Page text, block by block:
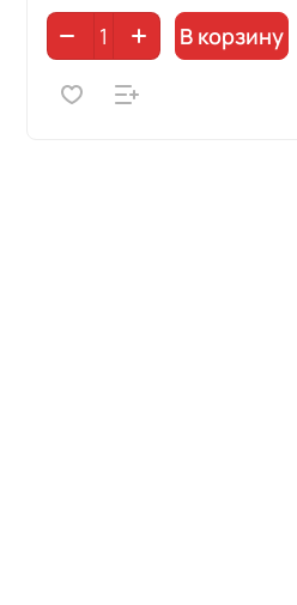
В корзину